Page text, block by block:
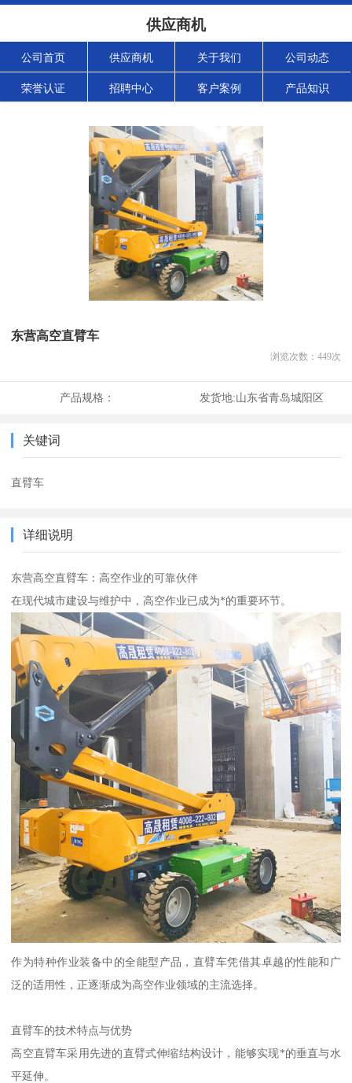
供应商机
公司首页 供应商机 关于我们 公司动态
荣誉认证 招聘中心 客户案例 产品知识
东营高空直臂车
浏览次数： 449次
产品规格： 发货地:山东省青岛城阳区
关键词
直臂车
详细说明
东营高空直臂车：高空作业的可靠伙伴
在现代城市建设与维护中，高空作业已成为*的重要环节。
作为特种作业装备中的全能型产品，直臂车凭借其卓越的性能和广
泛的适用性，正逐渐成为高空作业领域的主流选择。
直臂车的技术特点与优势
高空直臂车采用先进的直臂式伸缩结构设计，能够实现*的垂直与水
平延伸。